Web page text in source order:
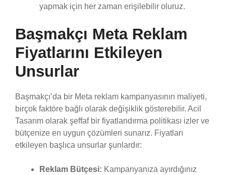
yapmak için her zaman erişilebilir oluruz.
Başmakçı Meta Reklam
Fiyatlarını Etkileyen
Unsurlar
Başmakçı’da bir Meta reklam kampanyasının maliyeti,
birçok faktöre bağlı olarak değişiklik gösterebilir. Acil
Tasarım olarak şeffaf bir fiyatlandırma politikası izler ve
bütçenize en uygun çözümleri sunarız. Fiyatları
etkileyen başlıca unsurlar şunlardır:
Reklam Bütçesi: Kampanyanıza ayırdığınız